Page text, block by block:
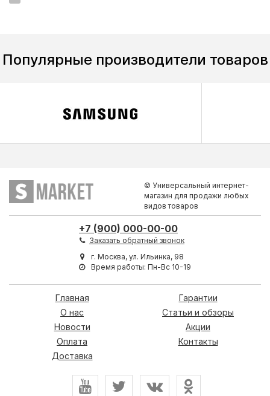
Популярные производители товаров
© Универсальный интернет-
магазин для продажи любых
видов товаров
+7 (900) 000-00-00
Заказать обратный звонок
г. Москва, ул. Ильинка, 98
Время работы: Пн-Вс 10-19
Главная
О нас
Новости
Оплата
Доставка
Гарантии
Статьи и обзоры
Акции
Контакты